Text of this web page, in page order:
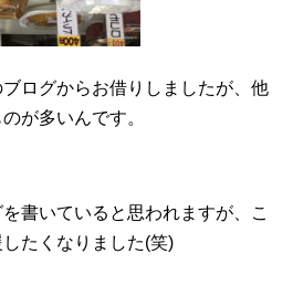
ログからお借りしましたが、他
が多いんです。
書いていると思われますが、こ
たくなりました(笑)